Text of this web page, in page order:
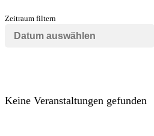
Zeitraum filtern
Keine Veranstaltungen gefunden